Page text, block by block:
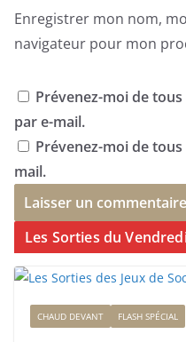
Enregistrer mon nom,
navigateur pour mon
Prévenez-moi de
par e-mail.
Prévenez-moi de
mail.
Les Sorties du
CHAUD DEVANT FLASH SPÉCIAL